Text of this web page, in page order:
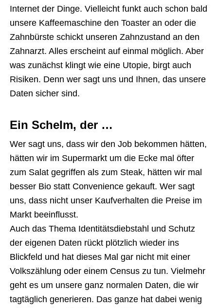
Internet der Dinge. Vielleicht funkt auch schon bald
unsere Kaffeemaschine den Toaster an oder die
Zahnbürste schickt unseren Zahnzustand an den
Zahnarzt. Alles erscheint auf einmal möglich. Aber
was zunächst klingt wie eine Utopie, birgt auch
Risiken. Denn wer sagt uns und Ihnen, das unsere
Daten sicher sind.
Ein Schelm, der …
Wer sagt uns, dass wir den Job bekommen hätten,
hätten wir im Supermarkt um die Ecke mal öfter
zum Salat gegriffen als zum Steak, hätten wir mal
besser Bio statt Convenience gekauft. Wer sagt
uns, dass nicht unser Kaufverhalten die Preise im
Markt beeinflusst.
Auch das Thema Identitätsdiebstahl und Schutz
der eigenen Daten rückt plötzlich wieder ins
Blickfeld und hat dieses Mal gar nicht mit einer
Volkszählung oder einem Census zu tun. Vielmehr
geht es um unsere ganz normalen Daten, die wir
tagtäglich generieren. Das ganze hat dabei wenig